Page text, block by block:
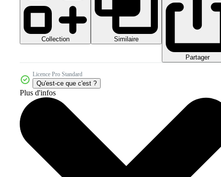
Collection Similaire
Partager
Licence Pro Standard
Qu'est-ce que c'est ?
Plus d'infos